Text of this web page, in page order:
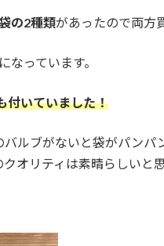
の2種類があったので両方
っています。
付いていました！
ルブがないと袋がパンパ
オリティは素晴らしいと思